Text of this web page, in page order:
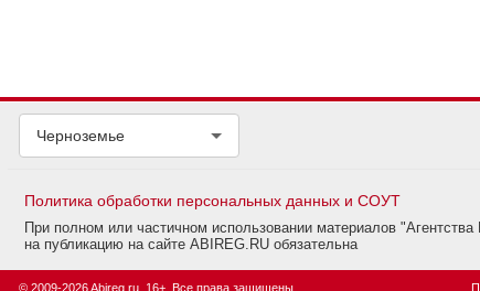
Черноземье
Политика обработки персональных данных и СОУТ
При полном или частичном использовании материалов
на публикацию на сайте ABIREG.RU обязательна
© 2009-2026 Abireg.ru, 16+. Все права защищены.